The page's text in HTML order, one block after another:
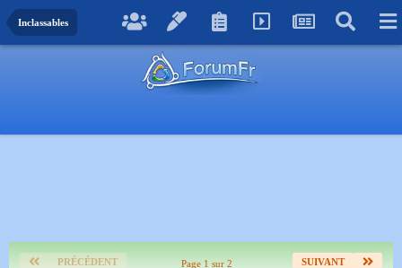
Inclassables
PRÉCÉDENT SUIVANT
Page 1 sur 2